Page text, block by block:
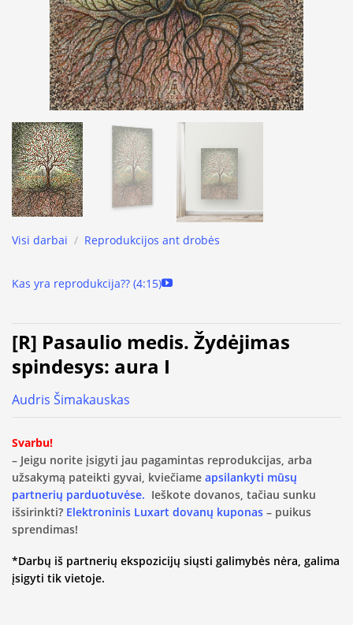
Visi darbai / Reprodukcijos ant drobės
Kas yra reprodukcija?? (4:15)
[R] Pasaulio medis. Žydėjimas
spindesys: aura I
Audris Šimakauskas
Svarbu!
– Jeigu norite įsigyti jau pagamintas reprodukcijas, arba
užsakymą pateikti gyvai, kviečiame apsilankyti mūsų
partnerių parduotuvėse. Ieškote dovanos, tačiau sunku
išsirinkti? Elektroninis Luxart dovanų kuponas – puikus
sprendimas!
*Darbų iš partnerių ekspozicijų siųsti galimybės nėra, galima
įsigyti tik vietoje.